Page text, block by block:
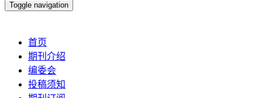
Toggle navigation
首页
期刊介绍
编委会
投稿须知